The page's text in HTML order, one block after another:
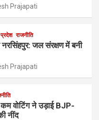
Prajapati
राजनीति
नरसिंहपुर: जल संरक्षण में बनी
Prajapati
कम वोटिंग ने उड़ाई BJP-
नींद